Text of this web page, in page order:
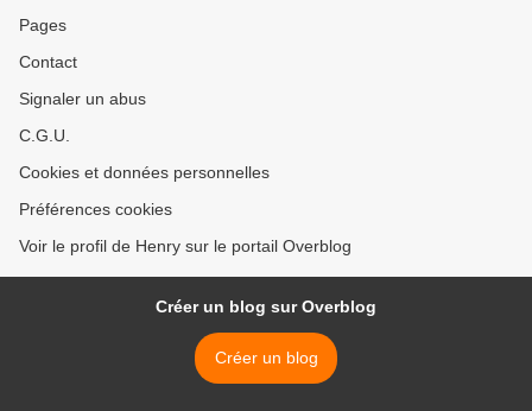
Pages
Contact
Signaler un abus
C.G.U.
Cookies et données personnelles
Préférences cookies
Voir le profil de Henry sur le portail Overblog
Créer un blog sur Overblog
Créer un blog